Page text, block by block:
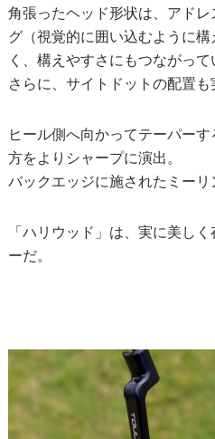
角張ったヘッド形状は、アド
グ（視覚的に囲い込むように
く、構えやすさにもつながって
さらに、サイトドットの配置も
ヒール側へ向かってテーパー
方をよりシャープに演出。
バックエッジに施されたミーリ
「ハリウッド」は、実に美し
ーだ。